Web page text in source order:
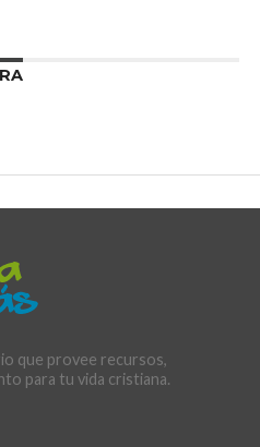
que provee recursos,
para tu vida cristiana.